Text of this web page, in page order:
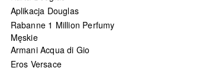
Aplikacja Douglas
Rabanne 1 Million Perfumy
Męskie
Armani Acqua di Gio
Eros Versace